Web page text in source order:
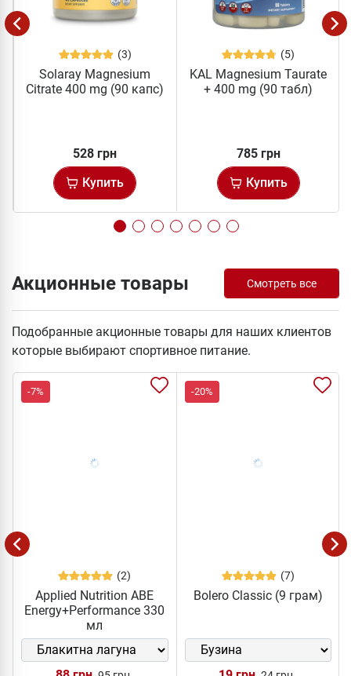
(3)
Solaray Magnesium
Citrate 400 mg (90 капс)
528 грн
Купить
(5)
KAL Magnesium Taurate
+ 400 mg (90 табл)
785 грн
Купить
Акционные товары Смотреть все
Подобранные акционные товары для наших клиентов
которые выбирают спортивное питание.
-7%
(2)
Applied Nutrition ABE
Energy+Performance 330
мл
-20%
(7)
Bolero Classic (9 грам)